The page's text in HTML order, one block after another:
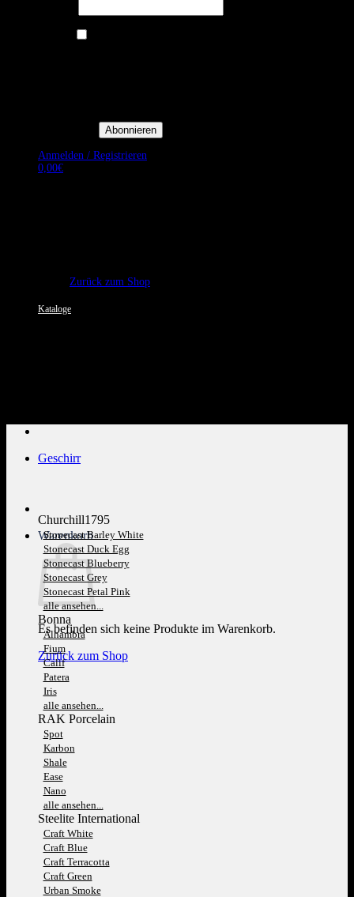
Anmelden / Registrieren
0,00€
Zurück zum Shop
Kataloge
Warenkorb
Es befinden sich keine Produkte im Warenkorb.
Zurück zum Shop
Geschirr
Churchill1795
Stonecast Barley White
Stonecast Duck Egg
Stonecast Blueberry
Stonecast Grey
Stonecast Petal Pink
alle ansehen...
Bonna
Alhambra
Fium
Calif
Patera
Iris
alle ansehen...
RAK Porcelain
Spot
Karbon
Shale
Ease
Nano
alle ansehen...
Steelite International
Craft White
Craft Blue
Craft Terracotta
Craft Green
Urban Smoke